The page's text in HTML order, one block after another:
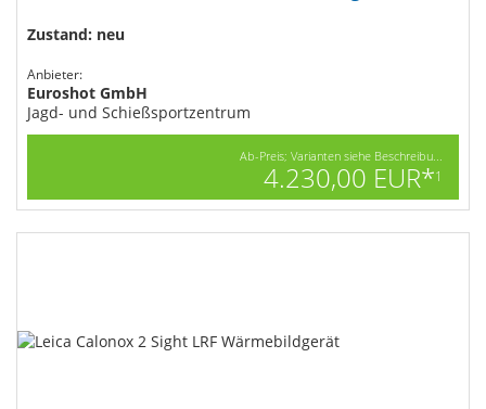
Zustand: neu
Anbieter:
Euroshot GmbH
Jagd- und Schießsportzentrum
Ab-Preis; Varianten siehe Beschreibu...
4.230,00 EUR*1